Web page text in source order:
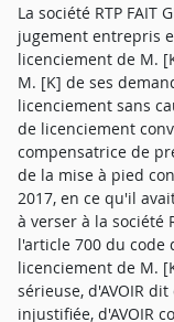
La société RTP FAIT
jugement entrepris
licenciement de M.
M. [K] de ses
licenciement sans
de licenciement
compensatrice de
de la mise à pied
2017, en ce qu'il
à verser à la société
l'article 700 du code
licenciement de M.
sérieuse, d'AVOIR
injustifiée, d'AVOIR